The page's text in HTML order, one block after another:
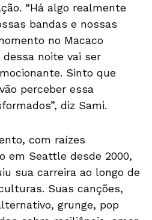
“Há algo realmente
bandas e nossas
no Macaco
noite vai ser
Sinto que
perceber essa
diz Sami.
com raízes
em Seattle desde 2000,
sua carreira ao longo de
Suas canções,
grunge, pop